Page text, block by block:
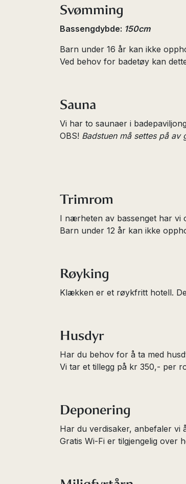
Svømming
Bassengdybde: 150cm
Barn under 16 år kan ikke
Ved behov for badetøy kan
Sauna
Vi har to saunaer i
OBS! Badstuen må settes på av
Trimrom
I nærheten av bassenget har vi
Barn under 12 år kan ikke
Røyking
Klækken er et røykfritt hotell.
Husdyr
Har du behov for å ta med
Vi tar et tillegg på kr 350,- per
Deponering
Har du verdisaker, anbefaler vi
Gratis Wi-Fi er tilgjengelig over